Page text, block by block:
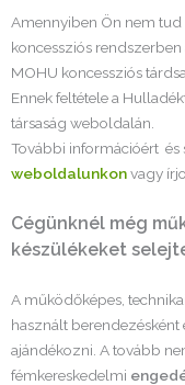
Amennyiben Ön nem tud
koncessziós
MOHU koncessziós
Ennek feltétele a
társaság weboldalán.
További információért és
weboldalunkonvagy
Cégünknél még
készülékeket
A működőképes,
használt berendezésként
ajándékozni. A tovább
fémkereskedelmi